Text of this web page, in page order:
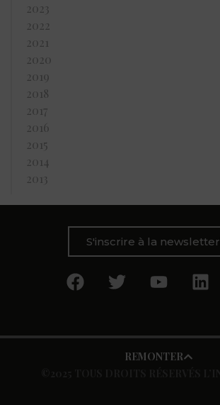
2023
2022
2021
2020
2019
2018
2017
2016
2015
2014
2013
S'inscrire à la newsletter
REMONTER